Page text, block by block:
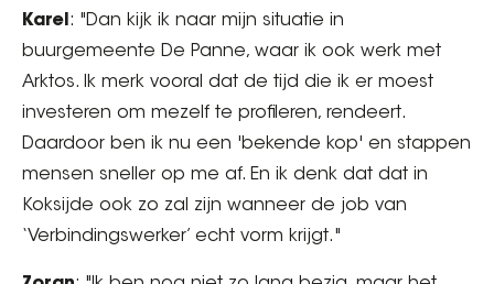
Karel : "Dan kijk ik naar mijn situatie in
buurgemeente De Panne, waar ik ook werk met
Arktos. Ik merk vooral dat de tijd die ik er moest
investeren om mezelf te profileren, rendeert.
Daardoor ben ik nu een 'bekende kop' en stappen
mensen sneller op me af. En ik denk dat dat in
Koksijde ook zo zal zijn wanneer de job van
‘Verbindingswerker’ echt vorm krijgt."